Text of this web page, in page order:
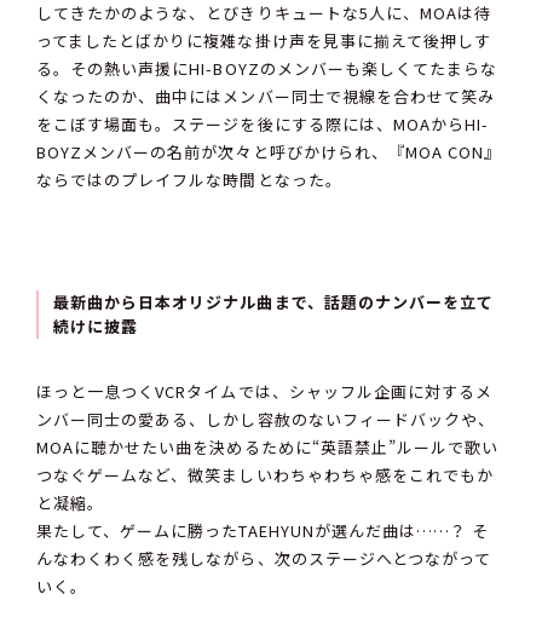
してきたかのような、とびきりキュートな5人に、MOAは待
ってましたとばかりに複雑な掛け声を見事に揃えて後押しす
る。その熱い声援にHI-BOYZのメンバーも楽しくてたまらな
くなったのか、曲中にはメンバー同士で視線を合わせて笑み
をこぼす場面も。ステージを後にする際には、MOAからHI-
BOYZメンバーの名前が次々と呼びかけられ、『MOA CON』
ならではのプレイフルな時間となった。
最新曲から日本オリジナル曲まで、話題のナンバーを立て
続けに披露
ほっと一息つくVCRタイムでは、シャッフル企画に対するメ
ンバー同士の愛ある、しかし容赦のないフィードバックや、
MOAに聴かせたい曲を決めるために“英語禁止”ルールで歌い
つなぐゲームなど、微笑ましいわちゃわちゃ感をこれでもか
と凝縮。
果たして、ゲームに勝ったTAEHYUNが選んだ曲は……？ そ
んなわくわく感を残しながら、次のステージへとつながって
いく。